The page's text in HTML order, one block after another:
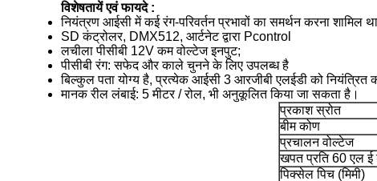
विशेषतायें एवं फायदे :
नियंत्रण आईसी में कई रंग-परिवर्तन प्रभावों का समर्थन करना शामिल
SD कंट्रोलर, DMX512, आर्टनेट द्वारा Pcontrol
लचीला पीसीबी 12V कम वोल्टेज इनपुट;
पीसीबी रंग: सफेद और काले चुनने के लिए उपलब्ध है
बिल्कुल पता योग्य है, प्रत्येक आईसी 3 आरजीबी एलईडी को नियंत्रित
मानक रील लंबाई: 5 मीटर / रोल, भी अनुकूलित किया जा सकता है।
प्रकाश स्रोत
बीम कोण
प्रचालन वोल्टेज
खपत प्रति 60 एल ई
पिक्सेल पिच (मिमी)